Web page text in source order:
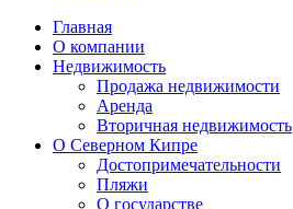
Главная
О компании
Недвижимость
Продажа недвижимости
Аренда
Вторичная недвижимость
О Северном Кипре
Достопримечательности
Пляжи
О государстве